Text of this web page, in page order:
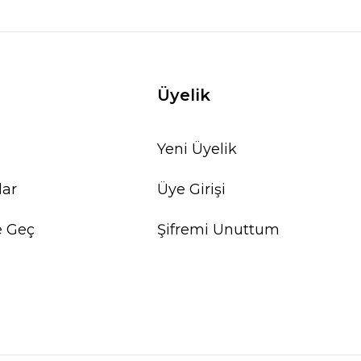
Geç
Üyelik
Yeni Üyelik
Üye Girişi
Şifremi Unuttum